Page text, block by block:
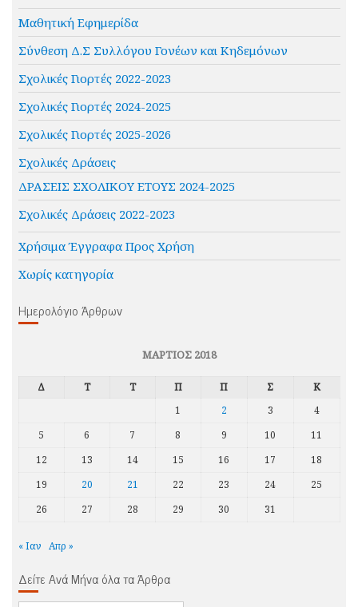
Μαθητική Εφημερίδα
Σύνθεση Δ.Σ Συλλόγου Γονέων και Κηδεμόνων
Σχολικές Γιορτές 2022-2023
Σχολικές Γιορτές 2024-2025
Σχολικές Γιορτές 2025-2026
Σχολικές Δράσεις
ΔΡΑΣΕΙΣ ΣΧΟΛΙΚΟΥ ΕΤΟΥΣ 2024-2025
Σχολικές Δράσεις 2022-2023
Χρήσιμα Έγγραφα Προς Χρήση
Χωρίς κατηγορία
Ημερολόγιο Άρθρων
ΜΆΡΤΙΟΣ 2018
Δ Τ Τ Π Π Σ
Κ
1
2 3
4
5
6 7 8 9 10
11
12
13 14 15 16 17
18
19
20 21 22 23 24
25
26
27 28 29 30 31
« Ιαν Απρ »
Δείτε Ανά Μήνα όλα τα Άρθρα